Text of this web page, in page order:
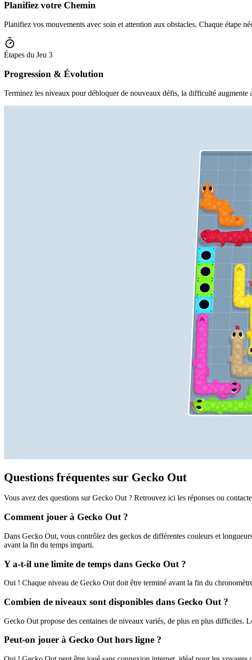
Planifiez votre Chemin
Planifiez vos mouvements avec soin et attention aux obstacles. Chaque étape
Étapes du Jeu 3
Progression & Évolution
Terminez les niveaux pour débloquer de nouveaux défis, la difficulté augmente
Questions fréquentes sur Gecko Out
Vous avez des questions sur Gecko Out ? Retrouvez ici les réponses ou
Comment jouer à Gecko Out ?
Dans Gecko Out, vous contrôlez des geckos de différentes couleurs et
avant la fin du temps imparti.
Y a-t-il une limite de temps dans Gecko Out ?
Oui ! Chaque niveau de Gecko Out doit être terminé avant la fin du
Combien de niveaux sont disponibles dans Gecko Out ?
Gecko Out propose des centaines de niveaux variés, de plus en plus difficiles.
Peut-on jouer à Gecko Out hors ligne ?